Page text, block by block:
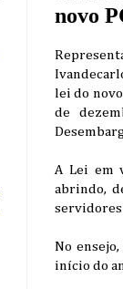
novo
lei do
de
A Lei em
abrindo,
servidores
No
início do